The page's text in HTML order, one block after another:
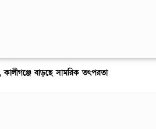
কালীগঞ্জে বাড়ছে সামরিক তৎপরতা